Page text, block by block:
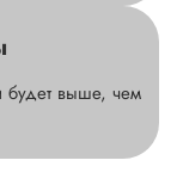
будет выше, чем